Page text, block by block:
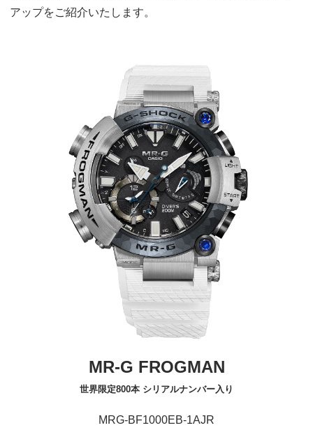
アップをご紹介いたします。
MR-G FROGMAN
世界限定800本 シリアルナンバー入り
MRG-BF1000EB-1AJR